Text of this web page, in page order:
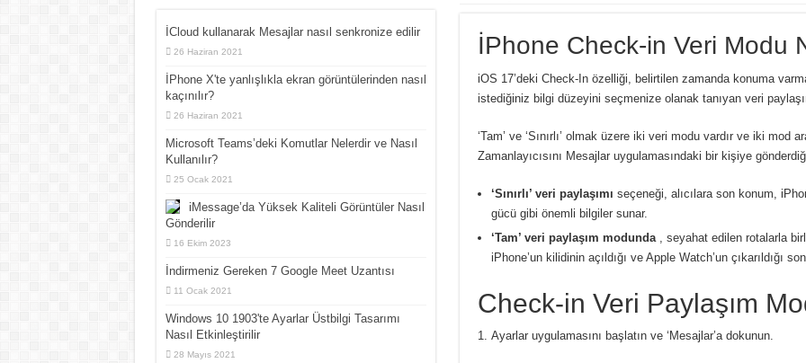
İPhone Check-in Veri Modu
iOS 17’deki Check-In özelliği, belirtilen zamanda konuma
istediğiniz bilgi düzeyini seçmenize olanak tanıyan veri
‘Tam’ ve ‘Sınırlı’ olmak üzere iki veri modu vardır ve iki mod
Zamanlayıcısını Mesajlar uygulamasındaki bir kişiye
‘Sınırlı’ veri paylaşımı seçeneği, alıcılara son konum,
gücü gibi önemli bilgiler sunar.
‘Tam’ veri paylaşım modunda, seyahat edilen rotalarla
iPhone’un kilidinin açıldığı ve Apple Watch’un çıkarıldığı
Check-in Veri Paylaşım
Ayarlar uygulamasını başlatın ve ‘Mesajlar’a dokunun.
İCloud kullanarak Mesajlar nasıl senkronize edilir
26 Haziran 2021
İPhone X'te yanlışlıkla ekran görüntülerinden nasıl
kaçınılır?
26 Haziran 2021
Microsoft Teams’deki Komutlar Nelerdir ve Nasıl
Kullanılır?
25 Ocak 2021
iMessage’da Yüksek Kaliteli Görüntüler Nasıl
Gönderilir
16 Ekim 2023
İndirmeniz Gereken 7 Google Meet Uzantısı
11 Ocak 2021
Windows 10 1903'te Ayarlar Üstbilgi Tasarımı
Nasıl Etkinleştirilir
28 Mayıs 2021